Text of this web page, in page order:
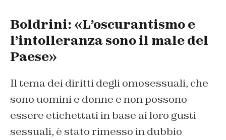
Boldrini: «L’oscurantismo e
l’intolleranza sono il male del
Paese»
Il tema dei diritti degli omosessuali, che
sono uomini e donne e non possono
essere etichettati in base ai loro gusti
sessuali, è stato rimesso in dubbio